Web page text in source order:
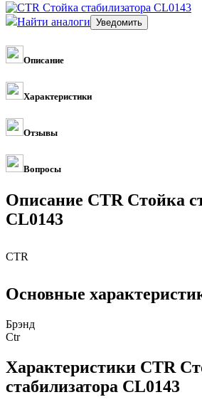
Найти аналоги
Описание
Характеристики
Отзывы
Вопросы
Описание CTR Стойка
CL0143
CTR
Основные
Брэнд
Ctr
Характеристики CTR
стабилизатора CL0143